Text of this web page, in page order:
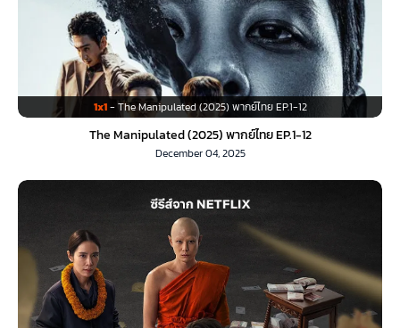
1x1- The Manipulated (2025) พากย์ไทย EP.1-12
The Manipulated (2025) พากย์ไทย EP.1-12
December 04, 2025